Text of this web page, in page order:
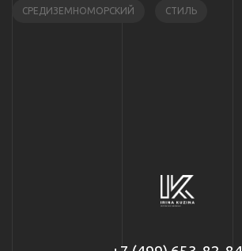
СРЕДИЗЕМНОМОРСКИЙ СТИЛЬ